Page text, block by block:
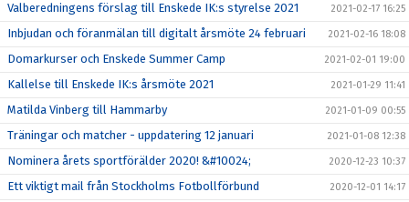
Valberedningens förslag till Enskede IK:s styrelse 2021 2021-02-17 16:25
Inbjudan och föranmälan till digitalt årsmöte 24 februari 2021-02-16 18:08
Domarkurser och Enskede Summer Camp 2021-02-01 19:00
Kallelse till Enskede IK:s årsmöte 2021 2021-01-29 11:41
Matilda Vinberg till Hammarby 2021-01-09 00:55
Träningar och matcher - uppdatering 12 januari 2021-01-08 12:38
Nominera årets sportförälder 2020! &#10024; 2020-12-23 10:37
Ett viktigt mail från Stockholms Fotbollförbund 2020-12-01 14:17